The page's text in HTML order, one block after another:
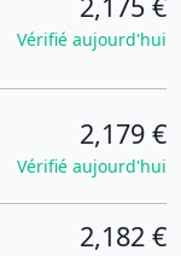
Vérifié aujourd'hui
2,179 €
Vérifié aujourd'hui
2,182 €